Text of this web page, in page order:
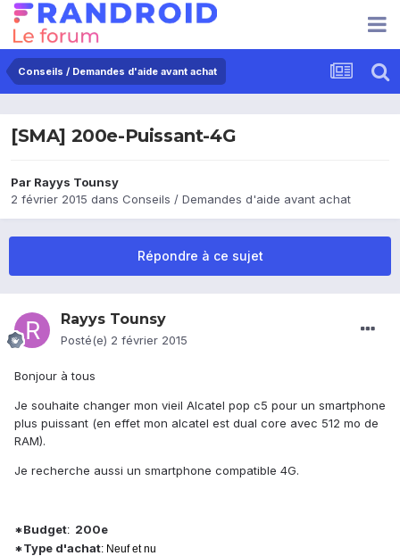
Conseils / Demandes d'aide avant achat
[SMA] 200e-Puissant-4G
Par Rayys Tounsy
2 février 2015 dans Conseils / Demandes d'aide avant achat
Répondre à ce sujet
Rayys Tounsy
Posté(e) 2 février 2015
Bonjour à tous
Je souhaite changer mon vieil Alcatel pop c5 pour un smartphone
plus puissant (en effet mon alcatel est dual core avec 512 mo de
RAM).
Je recherche aussi un smartphone compatible 4G.
*Budget: 200e
*Type d'achat: Neuf et nu